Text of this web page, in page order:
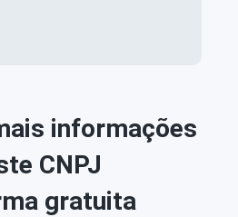
informações
CNPJ
gratuita